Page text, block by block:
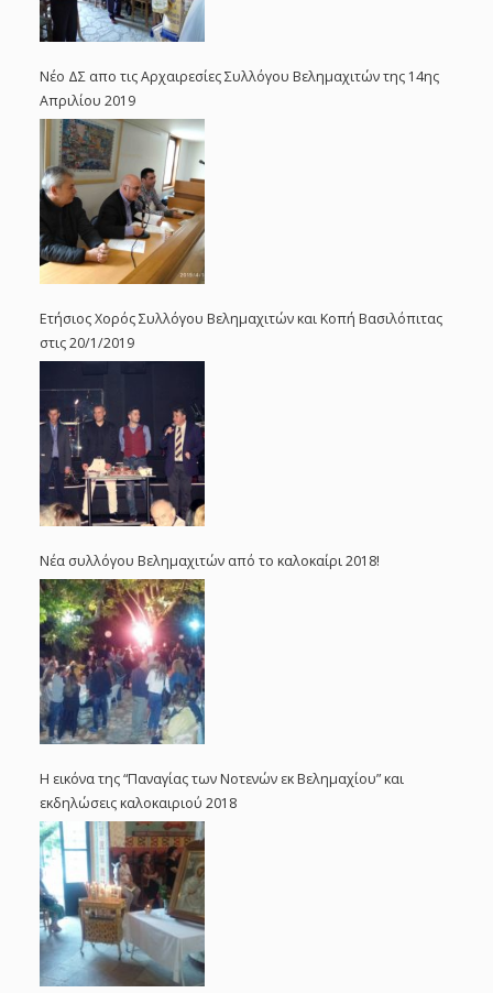
Νέο ΔΣ απο τις Αρχαιρεσίες Συλλόγου Βελημαχιτών της 14ης
Απριλίου 2019
Ετήσιος Χορός Συλλόγου Βελημαχιτών και Κοπή Βασιλόπιτας
στις 20/1/2019
Νέα συλλόγου Βελημαχιτών από το καλοκαίρι 2018!
Η εικόνα της “Παναγίας των Νοτενών εκ Βελημαχίου” και
εκδηλώσεις καλοκαιριού 2018